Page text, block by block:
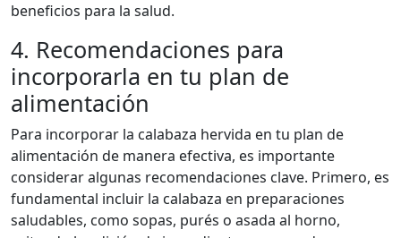
beneficios para la salud.
4. Recomendaciones para
incorporarla en tu plan de
alimentación
Para incorporar la calabaza hervida en tu plan de
alimentación de manera efectiva, es importante
considerar algunas recomendaciones clave. Primero, es
fundamental incluir la calabaza en preparaciones
saludables, como sopas, purés o asada al horno,